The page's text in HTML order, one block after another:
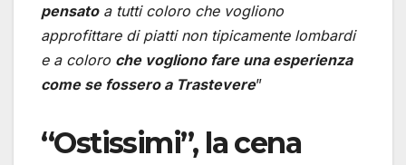
pensatoa tutti coloro che vogliono
approfittare di piatti non tipicamente lombardi
e a coloro che vogliono fare una esperienza
come se fossero a Trastevere”
“Ostissimi”, la cena